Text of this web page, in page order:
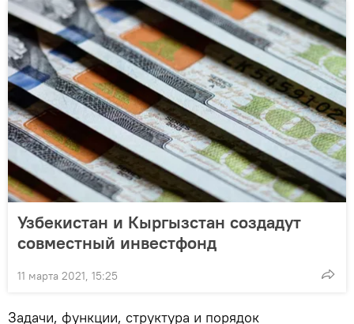
Узбекистан и Кыргызстан создадут
совместный инвестфонд
11 марта 2021, 15:25
Задачи, функции, структура и порядок